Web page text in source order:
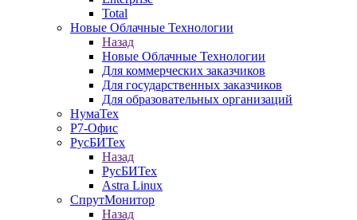
Total
Новые Облачные Технологии
Назад
Новые Облачные Технологии
Для коммерческих заказчиков
Для государственных заказчиков
Для образовательных организаций
НумаТех
Р7-Офис
РусБИТех
Назад
РусБИТех
Astra Linux
СпрутМонитор
Назад